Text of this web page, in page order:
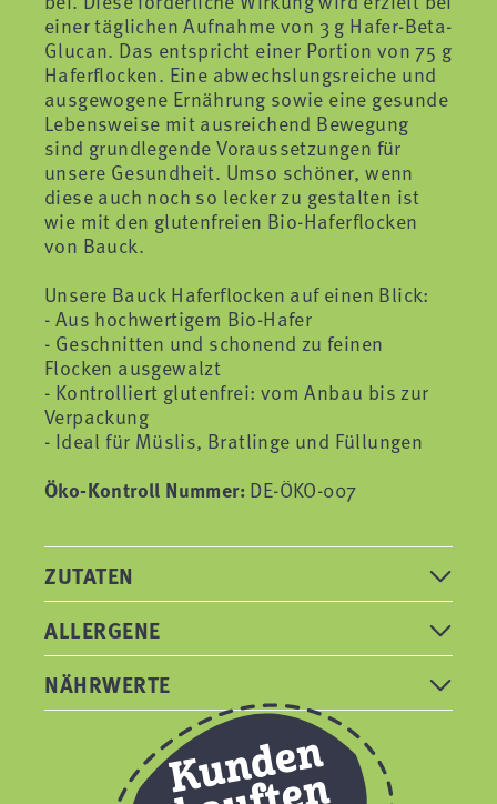
einer täglichen Aufnahme von 3 g Hafer-Beta-
Glucan. Das entspricht einer Portion von 75 g
Haferflocken. Eine abwechslungsreiche und
ausgewogene Ernährung sowie eine gesunde
Lebensweise mit ausreichend Bewegung
sind grundlegende Voraussetzungen für
unsere Gesundheit. Umso schöner, wenn
diese auch noch so lecker zu gestalten ist
wie mit den glutenfreien Bio-Haferflocken
von Bauck.
Unsere Bauck Haferflocken auf einen Blick:
- Aus hochwertigem Bio-Hafer
- Geschnitten und schonend zu feinen
Flocken ausgewalzt
- Kontrolliert glutenfrei: vom Anbau bis zur
Verpackung
- Ideal für Müslis, Bratlinge und Füllungen
Öko-Kontroll Nummer: DE-ÖKO-007
ZUTATEN
ALLERGENE
NÄHRWERTE